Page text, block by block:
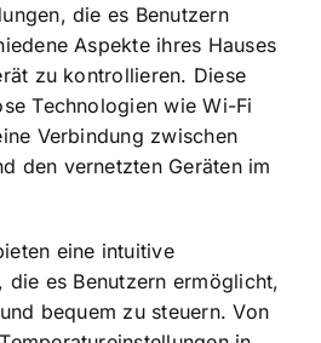
die es Benutzern
Aspekte ihres Hauses
zu kontrollieren. Diese
Technologien wie Wi-Fi
Verbindung zwischen
den vernetzten Geräten im
eine intuitive
die es Benutzern ermöglicht,
bequem zu steuern. Von